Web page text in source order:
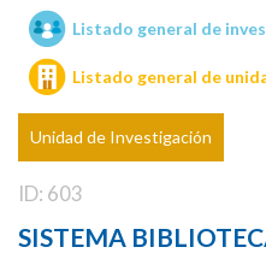
Unidades de
Listado general de
Listado general de
Unidad de Investigación
ID: 603
SISTEMA